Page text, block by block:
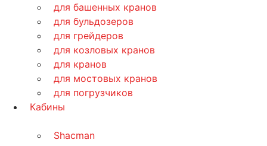
для башенных кранов
для бульдозеров
для грейдеров
для козловых кранов
для кранов
для мостовых кранов
для погрузчиков
Кабины
Shacman